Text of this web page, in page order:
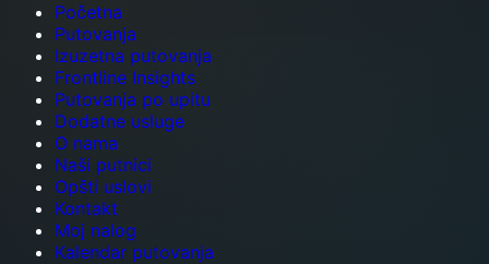
Početna
Putovanja
Izuzetna putovanja
Frontline Insights
Putovanja po upitu
Dodatne usluge
O nama
Naši putnici
Opšti uslovi
Kontakt
Moj nalog
Kalendar putovanja